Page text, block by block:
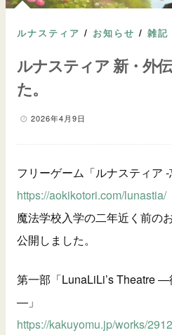
ルナスティア / お知らせ / 雑記
ルナスティア 新・外
た。
2026年4月9日
フリーゲーム「ルナスティア -
https://aokikotori.com/lunastia/
魔法学校入学の二年近く前の
公開しました。
第一部「LunaLiLi’s Theatre
―」
https://kakuyomu.jp/works/